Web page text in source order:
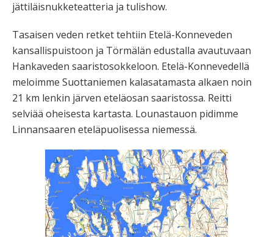
jättiläisnukketeatteria ja tulishow.
Tasaisen veden retket tehtiin Etelä-Konneveden
kansallispuistoon ja Törmälän edustalla avautuvaan
Hankaveden saaristosokkeloon. Etelä-Konnevedellä
meloimme Suottaniemen kalasatamasta alkaen noin
21 km lenkin järven eteläosan saaristossa. Reitti
selviää oheisesta kartasta. Lounastauon pidimme
Linnansaaren eteläpuolisessa niemessä.